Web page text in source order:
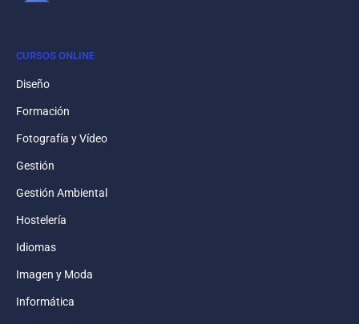
CURSOS ONLINE
Diseño
Formación
Fotografía y Vídeo
Gestión
Gestión Ambiental
Hostelería
Idiomas
Imagen y Moda
Informática